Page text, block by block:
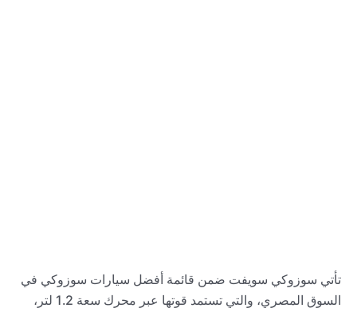
تأتي سوزوكي سويفت ضمن قائمة أفضل سيارات سوزوكي في
السوق المصري، والتي تستمد قوتها عبر محرك سعة 1.2 لتر،